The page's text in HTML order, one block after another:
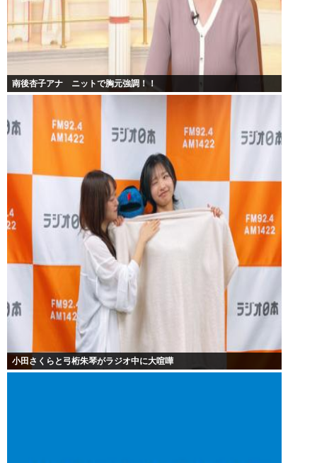
南後杏子アナ ニットで胸元強調！！
小田さくらと弓桁朱琴がラジオ中に大喧嘩